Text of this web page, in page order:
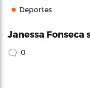
Deportes
Janessa Fonseca
0